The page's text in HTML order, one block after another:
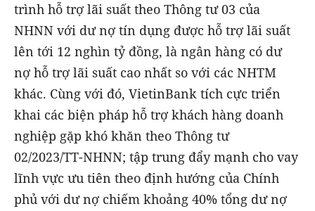
trình hỗ trợ lãi suất theo Thông tư 03 của
NHNN với dư nợ tín dụng được hỗ trợ lãi suất
lên tới 12 nghìn tỷ đồng, là ngân hàng có dư
nợ hỗ trợ lãi suất cao nhất so với các NHTM
khác. Cùng với đó, VietinBank tích cực triển
khai các biện pháp hỗ trợ khách hàng doanh
nghiệp gặp khó khăn theo Thông tư
02/2023/TT-NHNN; tập trung đẩy mạnh cho vay
lĩnh vực ưu tiên theo định hướng của Chính
phủ với dư nợ chiếm khoảng 40% tổng dư nợ